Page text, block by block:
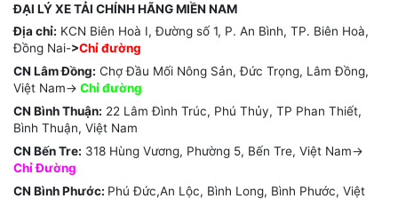
ĐẠI LÝ XE TẢI CHÍNH HÃNG MIỀN NAM
Địa chỉ: KCN Biên Hoà I, Đường số 1, P. An Bình, TP. Biên Hoà,
Đồng Nai->Chỉ đường
CN Lâm Đồng: Chợ Đầu Mối Nông Sản, Đức Trọng, Lâm Đồng,
Việt Nam-> Chỉđường
CN Bình Thuận: 22 Lâm Đình Trúc, Phú Thủy, TP Phan Thiết,
Bình Thuận, Việt Nam
CN Bến Tre: 318 Hùng Vương, Phường 5, Bến Tre, Việt Nam->
Chỉ Đường
CN Bình Phước: Phú Đức,An Lộc, Bình Long, Bình Phước, Việt